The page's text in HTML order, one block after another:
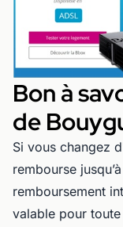
Bon à
de
Si vous changez
rembourse
remboursement
valable pour